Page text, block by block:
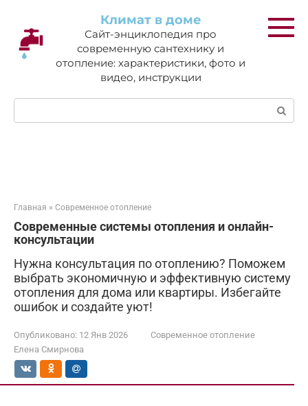
контенту
Климат в доме
Сайт-энциклопедия про
современную сантехнику и
отопление: характеристики, фото и
видео, инструкции
Поиск:
Главная » Современное отопление
Современные системы отопления и онлайн-
консультации
Нужна консультация по отоплению? Поможем
выбрать экономичную и эффективную систему
отопления для дома или квартиры. Избегайте
ошибок и создайте уют!
Опубликовано: 12 Янв 2026
Современное отопление
Елена Смирнова